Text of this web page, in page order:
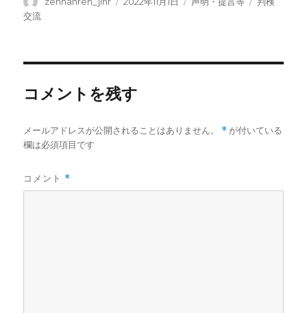
交流
コメントを残す
メールアドレスが公開されることはありません。 * が付いている
欄は必須項目です
コメント *